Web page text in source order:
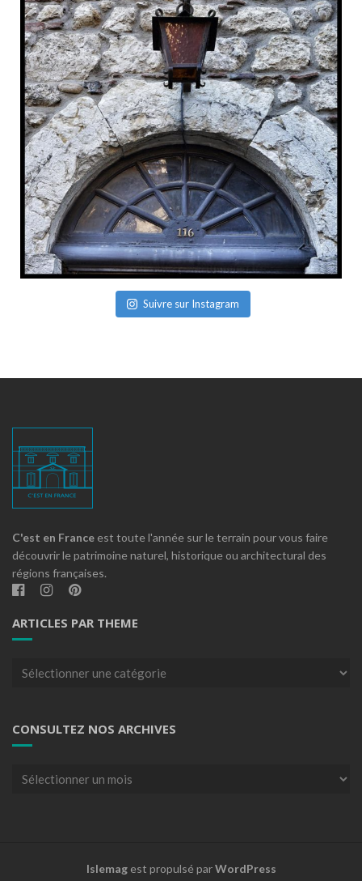
Suivre sur Instagram
C'est en France est toute l'année sur le terrain pour vous faire
découvrir le patrimoine naturel, historique ou architectural des
régions françaises.
ARTICLES PAR THEME
Articles
CONSULTEZ NOS ARCHIVES
Consultez
Islemagest propulsé parWordPress